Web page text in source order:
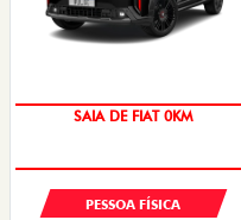
SAIA DE FIAT 0KM
PESSOA FÍSICA